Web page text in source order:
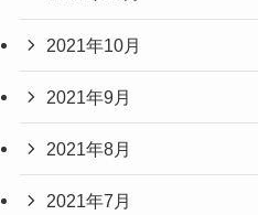
2021年10月
2021年9月
2021年8月
2021年7月